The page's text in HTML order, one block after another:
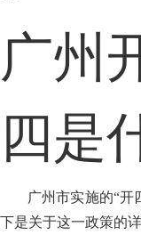
广州
四是
广州市实施的“开
下是关于这一政策的详